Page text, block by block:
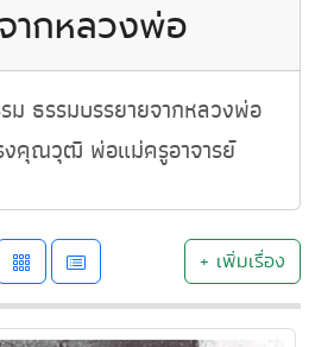
ากหลวงพ่อ
ม ธรรมบรรยายจากหลวงพ่อ
งคุณวุฒิ พ่อแม่ครูอาจารย์
+ เพิ่มเรื่อง